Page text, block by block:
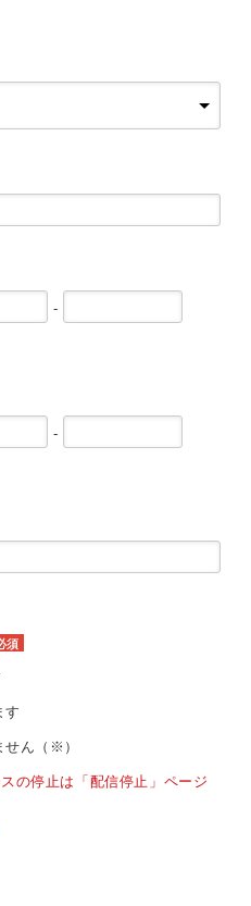
-
-
須
す
せん（※）
の停止は「配信停止」ページ